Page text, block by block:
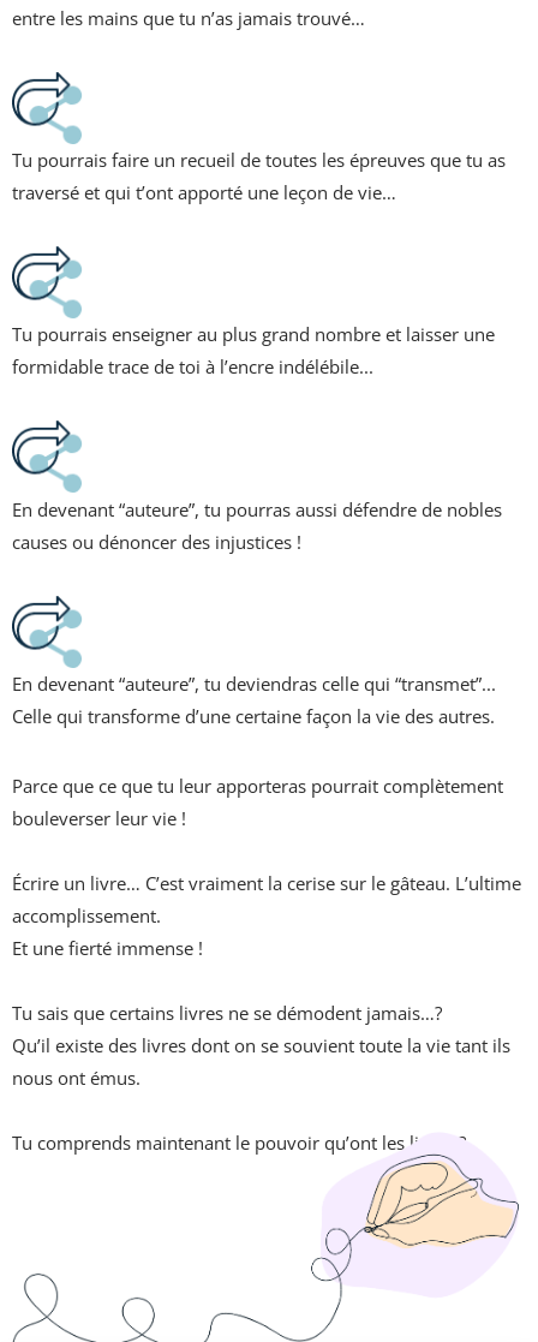
entre les mains que tu n’as jamais trouvé…
Tu pourrais faire un recueil de toutes les épreuves que tu as
traversé et qui t’ont apporté une leçon de vie…
Tu pourrais enseigner au plus grand nombre et laisser une
formidable trace de toi à l’encre indélébile...
En devenant “auteure”, tu pourras aussi défendre de nobles
causes ou dénoncer des injustices !
En devenant “auteure”, tu deviendras celle qui “transmet”...
Celle qui transforme d’une certaine façon la vie des autres.
Parce que ce que tu leur apporteras pourrait complètement
bouleverser leur vie !
Écrire un livre… C’est vraiment la cerise sur le gâteau. L’ultime
accomplissement.
Et une fierté immense !
Tu sais que certains livres ne se démodent jamais…?
Qu’il existe des livres dont on se souvient toute la vie tant ils
nous ont émus.
Tu comprends maintenant le pouvoir qu’ont les livres ?